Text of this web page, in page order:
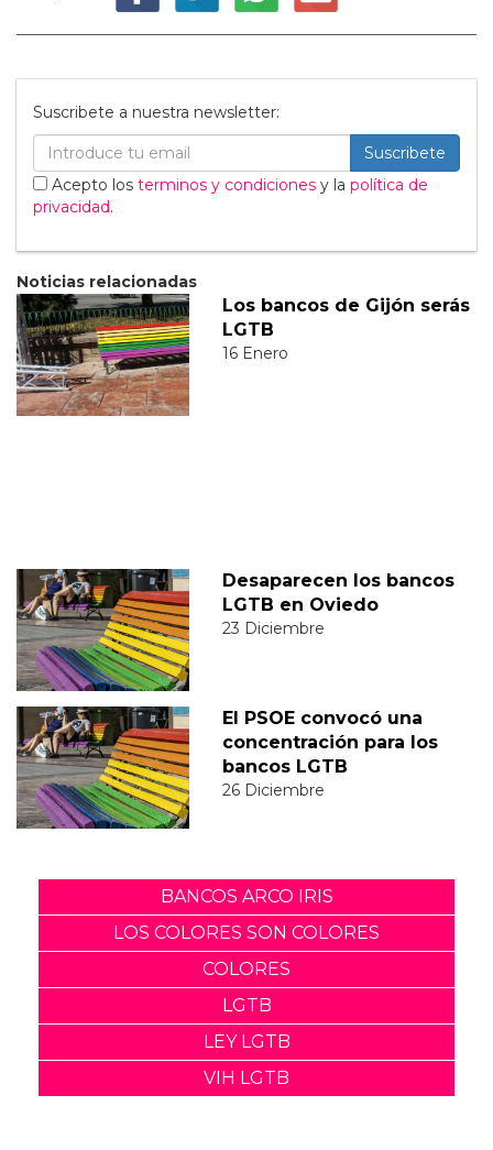
Suscribete a nuestra newsletter:
Suscribete
Acepto los terminos y condiciones y la política de
privacidad.
Noticias relacionadas
Los bancos de Gijón serás
LGTB
16 Enero
Desaparecen los bancos
LGTB en Oviedo
23 Diciembre
El PSOE convocó una
concentración para los
bancos LGTB
26 Diciembre
BANCOS ARCO IRIS
LOS COLORES SON COLORES
COLORES
LGTB
LEY LGTB
VIH LGTB